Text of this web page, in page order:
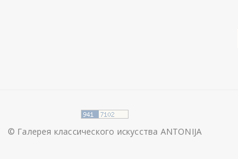
© Галерея классического искусства ANTONIJA